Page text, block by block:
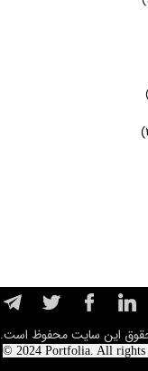
این سایت محفوظ است.
© 2024 Portfolia. All rights